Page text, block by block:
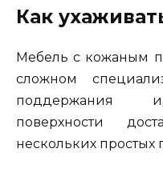
Как
Мебель с кожаным
сложном
поддержания
поверхности
нескольких простых